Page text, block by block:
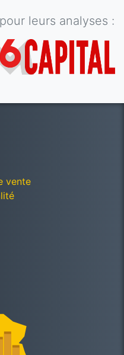
leurs analyses :
vente